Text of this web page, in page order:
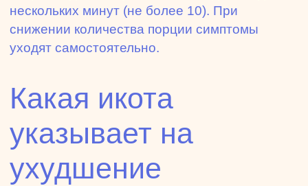
нескольких минут (не более 10). При
снижении количества порции симптомы
уходят самостоятельно.
Какая икота
указывает на
ухудшение